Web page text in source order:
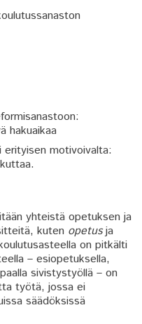
hakuaikaa
motivoivalta:
yhteistä opetuksen ja
kuten opetusja
on pitkälti
– esiopetuksella,
sivistystyöllä – on
työtä, jossa ei
säädöksissä